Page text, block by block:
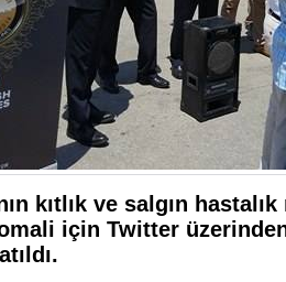
kıtlık ve salgın
için Twitter